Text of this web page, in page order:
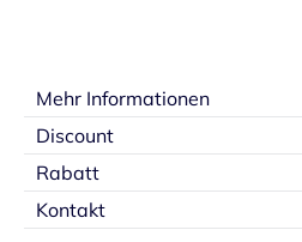
Mehr Informationen
Discount
Rabatt
Kontakt